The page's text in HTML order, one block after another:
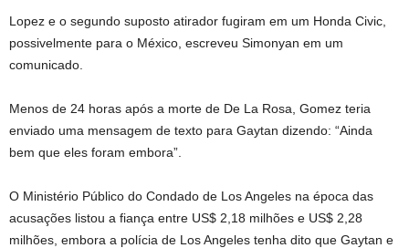
Lopez e o segundo suposto atirador fugiram em um Honda Civic,
possivelmente para o México, escreveu Simonyan em um
comunicado.
Menos de 24 horas após a morte de De La Rosa, Gomez teria
enviado uma mensagem de texto para Gaytan dizendo: “Ainda
bem que eles foram embora”.
O Ministério Público do Condado de Los Angeles na época das
acusações listou a fiança entre US$ 2,18 milhões e US$ 2,28
milhões, embora a polícia de Los Angeles tenha dito que Gaytan e